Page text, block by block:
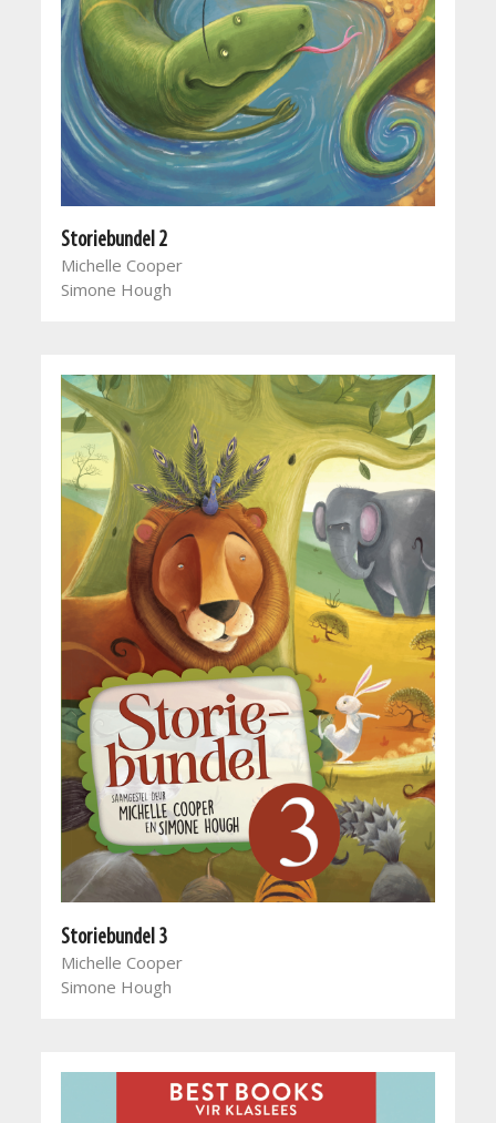
Storiebundel 2
Michelle Cooper
Simone Hough
Storiebundel 3
Michelle Cooper
Simone Hough